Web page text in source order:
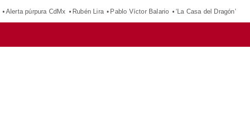
Alerta púrpura CdMx Rubén Lira Pablo Víctor Balario ‘La Casa del Dragón’